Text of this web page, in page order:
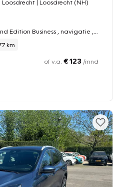
| Loosdrecht (NH)
km
of v.a. € 123 /mnd